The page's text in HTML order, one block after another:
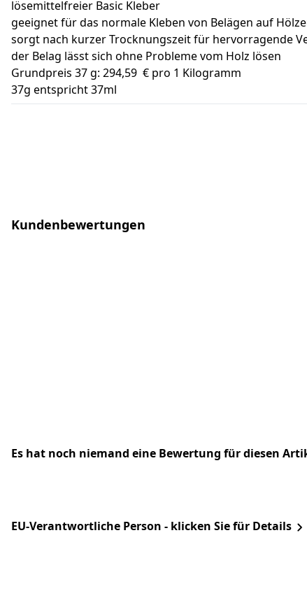
lösemittelfreier Basic Kleber
geeignet für das normale Kleben von Belägen auf
sorgt nach kurzer Trocknungszeit für hervorragende
der Belag lässt sich ohne Probleme vom Holz lösen
Grundpreis 37 g: 294,59 € pro 1 Kilogramm
37g entspricht 37ml
Kundenbewertungen
Es hat noch niemand eine Bewertung für diesen
EU-Verantwortliche Person - klicken Sie für Details